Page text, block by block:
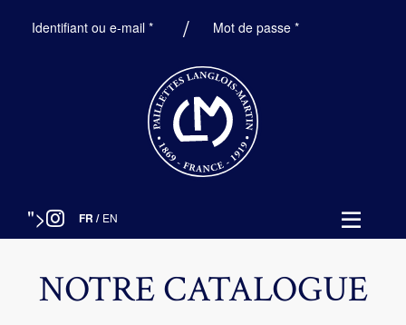
Identifiant ou e-mail *ObligatoireMot de passe*Obligatoire
"> FR / EN
NOTRE CATALOGUE